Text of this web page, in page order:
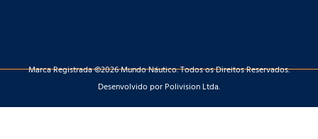
Marca Registrada ©2026 Mundo Náutico. Todos os Direitos Reservados.
Desenvolvido por Polivision Ltda.